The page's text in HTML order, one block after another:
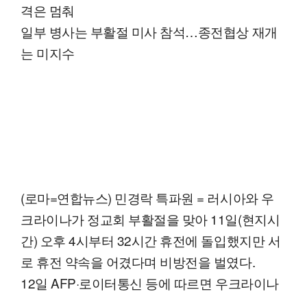
격은 멈춰
일부 병사는 부활절 미사 참석…종전협상 재개
는 미지수
(로마=연합뉴스) 민경락 특파원 = 러시아와 우
크라이나가 정교회 부활절을 맞아 11일(현지시
간) 오후 4시부터 32시간 휴전에 돌입했지만 서
로 휴전 약속을 어겼다며 비방전을 벌였다.
12일 AFP·로이터통신 등에 따르면 우크라이나